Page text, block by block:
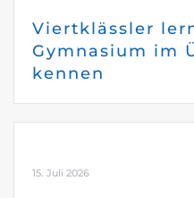
Viertklässler
Gymnasium im
kennen
15. Juli 2026